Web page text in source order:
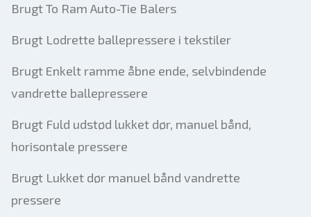
Brugt To Ram Auto-Tie Balers
Brugt Lodrette ballepressere i tekstiler
Brugt Enkelt ramme åbne ende, selvbindende
vandrette ballepressere
Brugt Fuld udstød lukket dør, manuel bånd,
horisontale pressere
Brugt Lukket dør manuel bånd vandrette
pressere